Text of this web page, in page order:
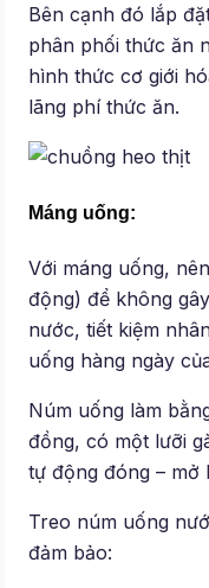
Bên cạnh đó lắp
phân phối thức ăn
hình thức cơ giới
lãng phí thức ăn.
Máng uống:
Với máng uống,
động) để không
nước, tiết kiệm
uống hàng ngày
Núm uống làm
đồng, có một lưỡi
tự động đóng – mở
Treo núm uống
đảm bảo: